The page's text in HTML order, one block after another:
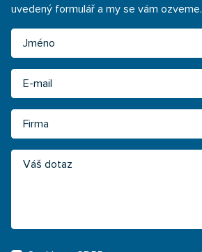
uvedený formulář a my se vám ozveme.
Jméno
Váš dotaz